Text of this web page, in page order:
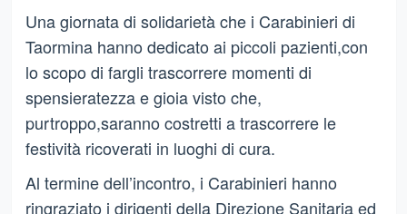
Una giornata di solidarietà che i Carabinieri di
Taormina hanno dedicato ai piccoli pazienti,con
lo scopo di fargli trascorrere momenti di
spensieratezza e gioia visto che,
purtroppo,saranno costretti a trascorrere le
festività ricoverati in luoghi di cura.
Al termine dell’incontro, i Carabinieri hanno
ringraziato i dirigenti della Direzione Sanitaria ed